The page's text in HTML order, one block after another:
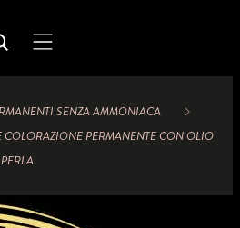
SENZA AMMONIACA
COLORAZIONE PERMANENTE CON OLIO